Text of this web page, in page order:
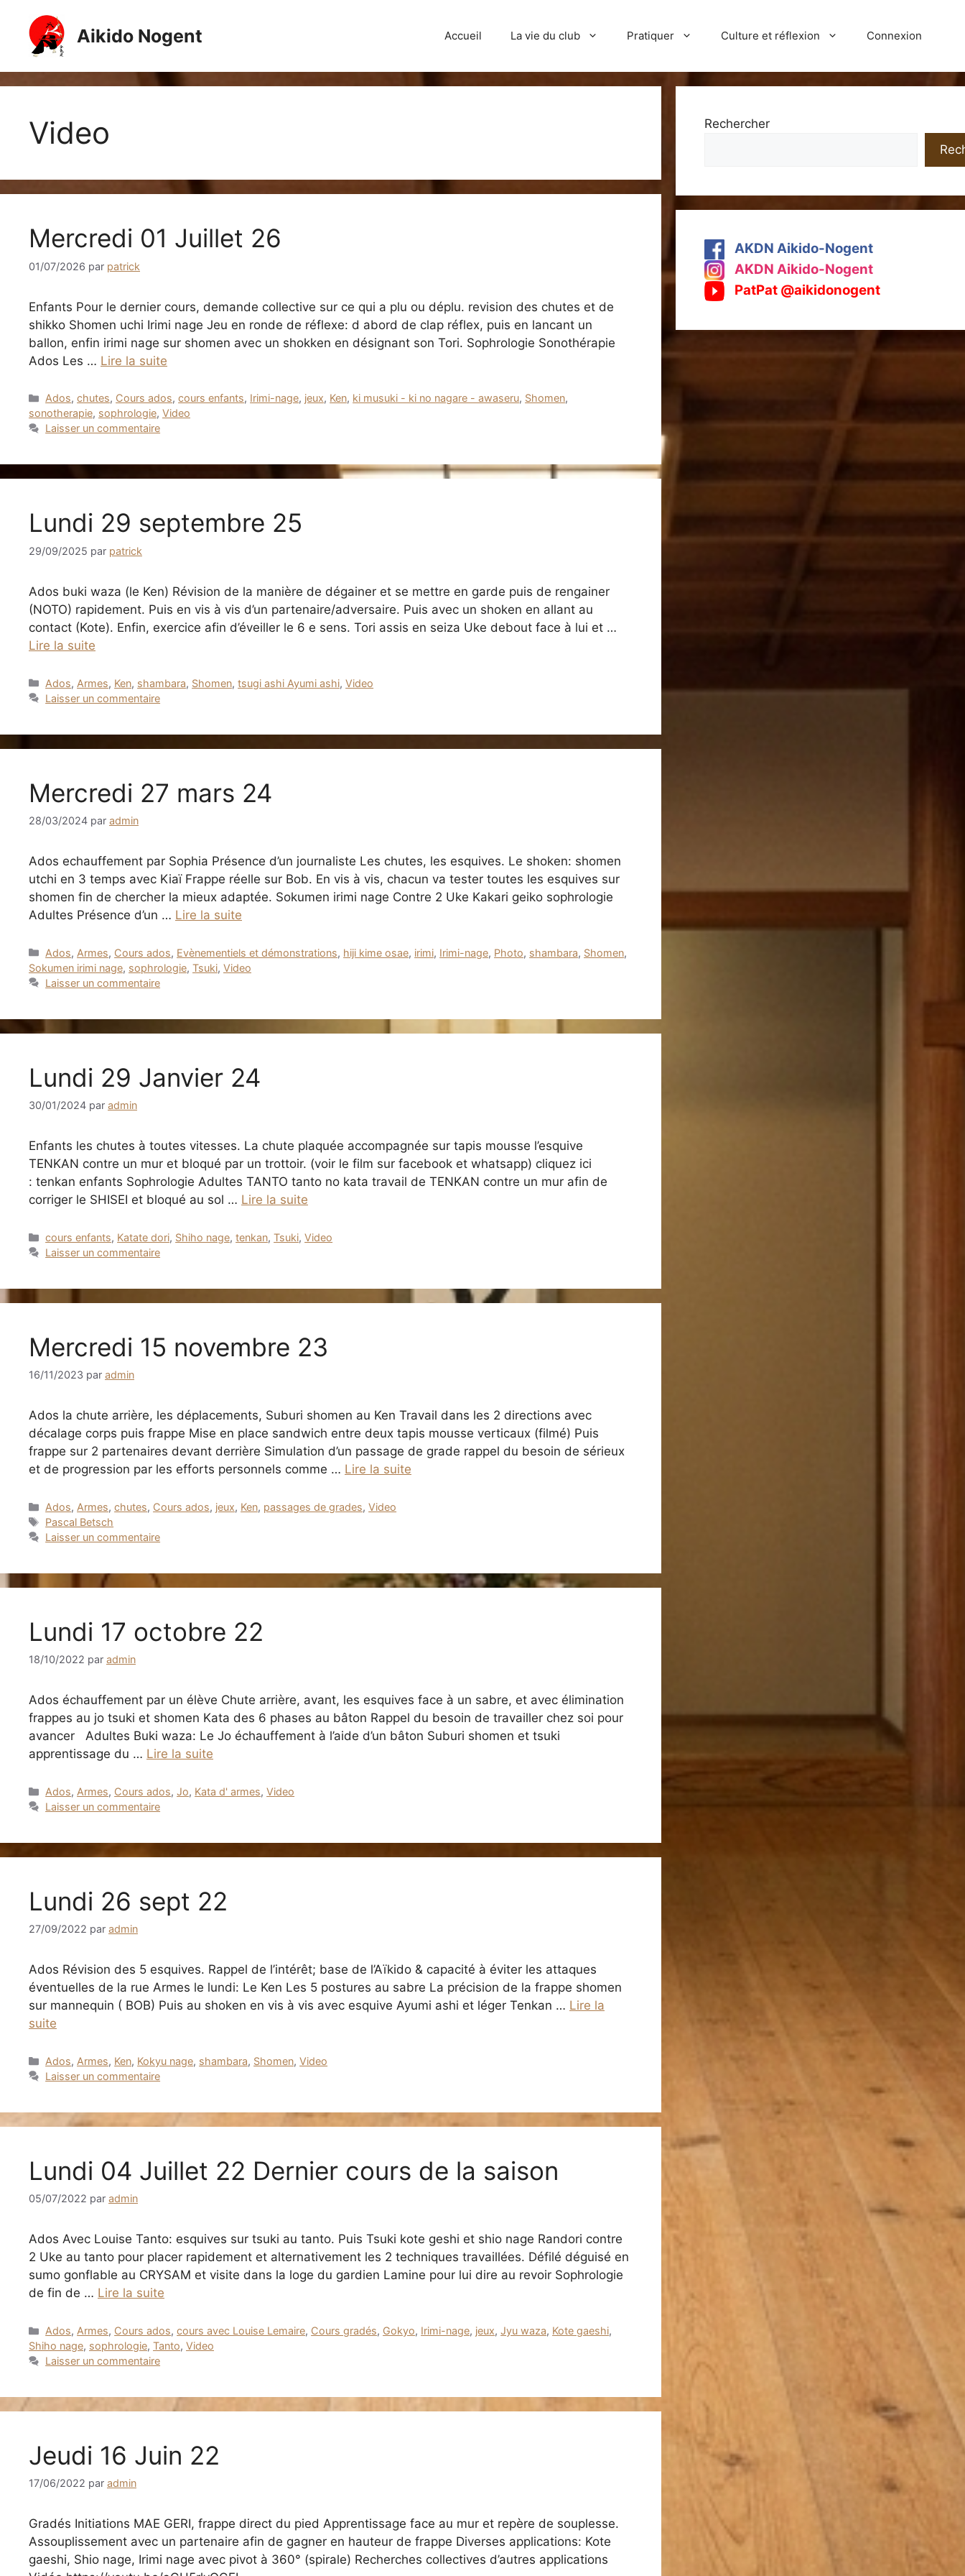
contenu
Aikido Nogent Accueil La vie du club Pratiquer Culture et réflexion Connexion
Video
Mercredi 01 Juillet 26
01/07/2026 par patrick
Enfants Pour le dernier cours, demande collective sur ce qui a plu ou déplu. revision des chutes et de
shikko Shomen uchi Irimi nage Jeu en ronde de réflexe: d abord de clap réflex, puis en lancant un
ballon, enfin irimi nage sur shomen avec un shokken en désignant son Tori. Sophrologie Sonothérapie
Ados Les … Lire la suite
Catégories
Ados,chutes, Cours ados,cours enfants, Irimi-nage, jeux, Ken, ki musuki - ki no nagare - awaseru, Shomen,
sonotherapie, sophrologie, Video
Laisser un commentaire
Lundi 29 septembre 25
29/09/2025 par patrick
Ados buki waza (le Ken) Révision de la manière de dégainer et se mettre en garde puis de rengainer
(NOTO) rapidement. Puis en vis à vis d’un partenaire/adversaire. Puis avec un shoken en allant au
contact (Kote). Enfin, exercice afin d’éveiller le 6 e sens. Tori assis en seiza Uke debout face à lui et …
Lire la suite
Catégories
Ados, Armes, Ken, shambara, Shomen,tsugi ashi Ayumi ashi,Video
Laisser un commentaire
Mercredi 27 mars 24
28/03/2024 par admin
Ados echauffement par Sophia Présence d’un journaliste Les chutes, les esquives. Le shoken: shomen
utchi en 3 temps avec Kiaï Frappe réelle sur Bob. En vis à vis, chacun va tester toutes les esquives sur
shomen fin de chercher la mieux adaptée. Sokumen irimi nage Contre 2 Uke Kakari geiko sophrologie
Adultes Présence d’un … Lire la suite
Catégories
Ados, Armes, Cours ados, Evènementiels et démonstrations, hiji kime osae, irimi, Irimi-nage, Photo, shambara, Shomen,
Sokumen irimi nage, sophrologie, Tsuki, Video
Laisser un commentaire
Lundi 29 Janvier 24
30/01/2024 par admin
Enfants les chutes à toutes vitesses. La chute plaquée accompagnée sur tapis mousse l’esquive
TENKAN contre un mur et bloqué par un trottoir. (voir le film sur facebook et whatsapp) cliquez ici
: tenkan enfants Sophrologie Adultes TANTO tanto no kata travail de TENKAN contre un mur afin de
corriger le SHISEI et bloqué au sol … Lire la suite
Catégories
cours enfants, Katate dori, Shiho nage,tenkan,Tsuki,Video
Laisser un commentaire
Mercredi 15 novembre 23
16/11/2023 par admin
Ados la chute arrière, les déplacements, Suburi shomen au Ken Travail dans les 2 directions avec
décalage corps puis frappe Mise en place sandwich entre deux tapis mousse verticaux (filmé) Puis
frappe sur 2 partenaires devant derrière Simulation d’un passage de grade rappel du besoin de sérieux
et de progression par les efforts personnels comme … Lire la suite
Catégories
Ados, Armes,chutes, Cours ados, jeux, Ken, passages de grades,Video
Étiquettes
Pascal Betsch
Laisser un commentaire
Lundi 17 octobre 22
18/10/2022 par admin
Ados échauffement par un élève Chute arrière, avant, les esquives face à un sabre, et avec élimination
frappes au jo tsuki et shomen Kata des 6 phases au bâton Rappel du besoin de travailler chez soi pour
avancer Adultes Buki waza: Le Jo échauffement à l’aide d’un bâton Suburi shomen et tsuki
apprentissage du … Lire la suite
Catégories
Ados, Armes, Cours ados,Jo, Kata d' armes,Video
Laisser un commentaire
Lundi 26 sept 22
27/09/2022 par admin
Ados Révision des 5 esquives. Rappel de l’intérêt; base de l’Aïkido & capacité à éviter les attaques
éventuelles de la rue Armes le lundi: Le Ken Les 5 postures au sabre La précision de la frappe shomen
sur mannequin ( BOB) Puis au shoken en vis à vis avec esquive Ayumi ashi et léger Tenkan … Lire la
suite
Catégories
Ados, Armes, Ken, Kokyu nage, shambara, Shomen,Video
Laisser un commentaire
Lundi 04 Juillet 22 Dernier cours de la saison
05/07/2022 par admin
Ados Avec Louise Tanto: esquives sur tsuki au tanto. Puis Tsuki kote geshi et shio nage Randori contre
2 Uke au tanto pour placer rapidement et alternativement les 2 techniques travaillées. Défilé déguisé en
sumo gonflable au CRYSAM et visite dans la loge du gardien Lamine pour lui dire au revoir Sophrologie
de fin de … Lire la suite
Catégories
Ados, Armes, Cours ados,cours avec Louise Lemaire, Cours gradés, Gokyo, Irimi-nage, jeux,Jyu waza, Kote gaeshi,
Shiho nage, sophrologie, Tanto, Video
Laisser un commentaire
Jeudi 16 Juin 22
17/06/2022 par admin
Gradés Initiations MAE GERI, frappe direct du pied Apprentissage face au mur et repère de souplesse.
Assouplissement avec un partenaire afin de gagner en hauteur de frappe Diverses applications: Kote
gaeshi, Shio nage, Irimi nage avec pivot à 360° (spirale) Recherches collectives d’autres applications
Rechercher
AKDN Aikido-Nogent
AKDN Aikido-Nogent
PatPat @aikidonogent